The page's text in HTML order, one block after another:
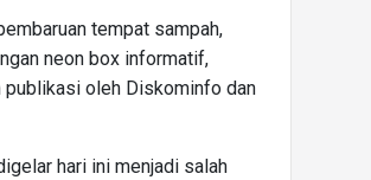
tempat sampah,
neon box informatif,
publikasi oleh Diskominfo dan
hari ini menjadi salah